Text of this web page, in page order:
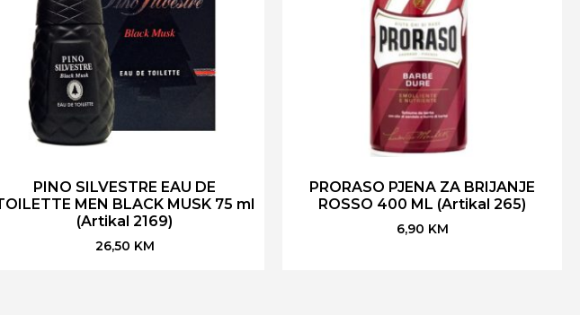
PINO SILVESTRE EAU DE
MEN BLACK MUSK 75 ml
(Artikal 2169)
26,50 KM
PRORASO PJENA ZA BRIJANJE
ROSSO 400 ML (Artikal 265)
6,90 KM